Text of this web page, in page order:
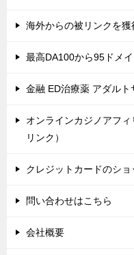
海外からの被リンクを獲
最高DA100から95ドメ
金融 ED治療薬 アダル
オンラインカジノアフ
リンク）
クレジットカードのシ
問い合わせはこちら
会社概要